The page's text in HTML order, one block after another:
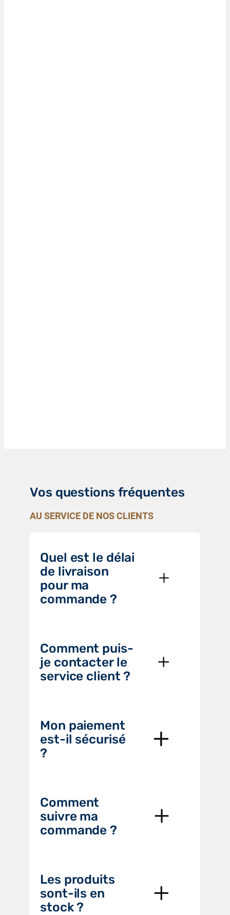
Vos questions fréquentes
AU SERVICE DE NOS CLIENTS
Quel est le délai
de livraison
pour ma
commande ?
Comment puis-
je contacter le
service client ?
Mon paiement
est-il sécurisé
?
Comment
suivre ma
commande ?
Les produits
sont-ils en
stock ?